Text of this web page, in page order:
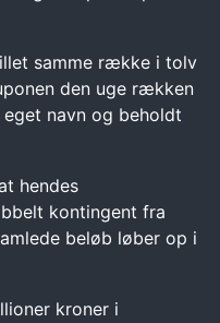
samme række i tolv
den uge rækken
navn og beholdt
hendes
kontingent fra
beløb løber op i
kroner i